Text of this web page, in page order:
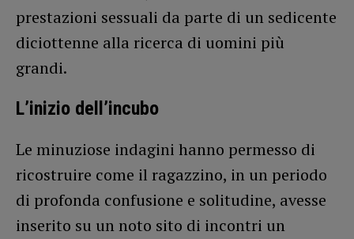
prestazioni sessuali da parte di un sedicente
diciottenne alla ricerca di uomini più
grandi.
L’inizio dell’incubo
Le minuziose indagini hanno permesso di
ricostruire come il ragazzino, in un periodo
di profonda confusione e solitudine, avesse
inserito su un noto sito di incontri un